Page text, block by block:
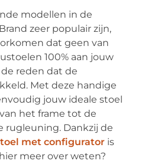
modellen in de
zeer populair zijn,
dat geen van
100% aan jouw
reden dat de
Met deze handige
jouw ideale stoel
het frame tot de
rugleuning. Dankzij de
met configuratoris
meer over weten?